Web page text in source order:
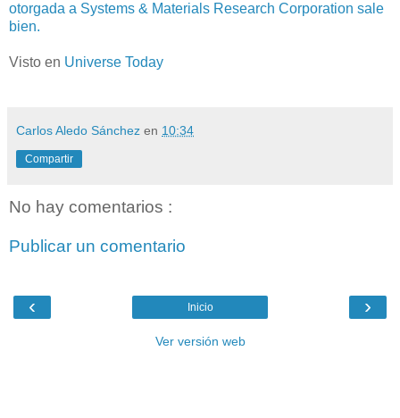
otorgada a Systems & Materials Research Corporation sale
bien.
Visto en Universe Today
Carlos Aledo Sánchez en 10:34
Compartir
No hay comentarios :
Publicar un comentario
‹ ›
Inicio
Ver versión web